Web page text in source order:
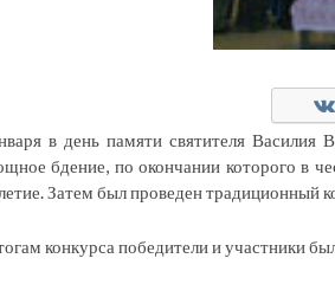
в день памяти святителя
бдение, по окончании которого в
Затем был проведен традиционный
конкурса победители и участники